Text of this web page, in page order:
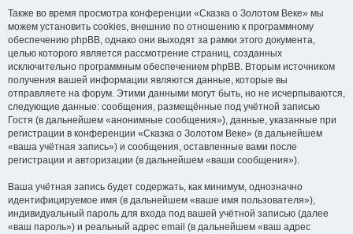
Также во время просмотра конференции «Сказка о Золотом Веке» мы
можем установить cookies, внешние по отношению к программному
обеспечению phpBB, однако они выходят за рамки этого документа,
целью которого является рассмотрение страниц, созданных
исключительно программным обеспечением phpBB. Вторым источником
получения вашей информации являются данные, которые вы
отправляете на форум. Этими данными могут быть, но не исчерпываются,
следующие данные: сообщения, размещённые под учётной записью
Гостя (в дальнейшем «анонимные сообщения»), данные, указанные при
регистрации в конференции «Сказка о Золотом Веке» (в дальнейшем
«ваша учётная запись») и сообщения, оставленные вами после
регистрации и авторизации (в дальнейшем «ваши сообщения»).
Ваша учётная запись будет содержать, как минимум, однозначно
идентифицируемое имя (в дальнейшем «ваше имя пользователя»),
индивидуальный пароль для входа под вашей учётной записью (далее
«ваш пароль») и реальный адрес email (в дальнейшем «ваш адрес